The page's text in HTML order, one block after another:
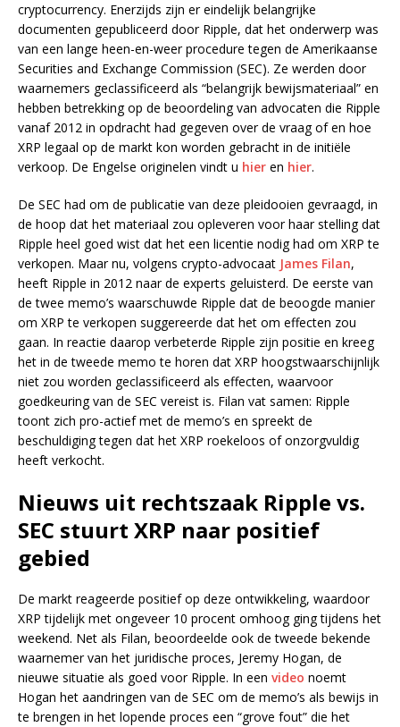
cryptocurrency. Enerzijds zijn er eindelijk belangrijke
documenten gepubliceerd door Ripple, dat het onderwerp was
van een lange heen-en-weer procedure tegen de Amerikaanse
Securities and Exchange Commission (SEC). Ze werden door
waarnemers geclassificeerd als “belangrijk bewijsmateriaal” en
hebben betrekking op de beoordeling van advocaten die Ripple
vanaf 2012 in opdracht had gegeven over de vraag of en hoe
XRP legaal op de markt kon worden gebracht in de initiële
verkoop. De Engelse originelen vindt u hier en hier.
De SEC had om de publicatie van deze pleidooien gevraagd, in
de hoop dat het materiaal zou opleveren voor haar stelling dat
Ripple heel goed wist dat het een licentie nodig had om XRP te
verkopen. Maar nu, volgens crypto-advocaat James Filan,
heeft Ripple in 2012 naar de experts geluisterd. De eerste van
de twee memo’s waarschuwde Ripple dat de beoogde manier
om XRP te verkopen suggereerde dat het om effecten zou
gaan. In reactie daarop verbeterde Ripple zijn positie en kreeg
het in de tweede memo te horen dat XRP hoogstwaarschijnlijk
niet zou worden geclassificeerd als effecten, waarvoor
goedkeuring van de SEC vereist is. Filan vat samen: Ripple
toont zich pro-actief met de memo’s en spreekt de
beschuldiging tegen dat het XRP roekeloos of onzorgvuldig
heeft verkocht.
Nieuws uit rechtszaak Ripple vs.
SEC stuurt XRP naar positief
gebied
De markt reageerde positief op deze ontwikkeling, waardoor
XRP tijdelijk met ongeveer 10 procent omhoog ging tijdens het
weekend. Net als Filan, beoordeelde ook de tweede bekende
waarnemer van het juridische proces, Jeremy Hogan, de
nieuwe situatie als goed voor Ripple. In een video noemt
Hogan het aandringen van de SEC om de memo’s als bewijs in
te brengen in het lopende proces een “grove fout” die het